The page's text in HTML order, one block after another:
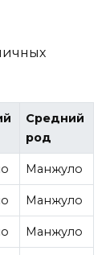
Средний
род
Манжуло
Манжуло
Манжуло